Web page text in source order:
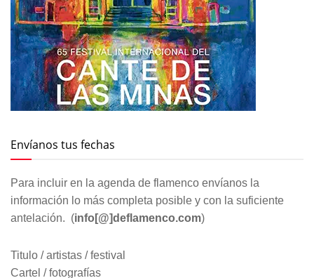
Envíanos tus fechas
Para incluir en la agenda de flamenco envíanos la
información lo más completa posible y con la suficiente
antelación. (info[@]deflamenco.com)
Titulo / artistas / festival
Cartel / fotografías